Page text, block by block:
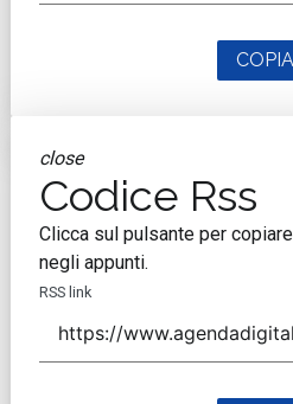
close
Codice Rss
Clicca sul pulsante per
negli appunti.
RSS link